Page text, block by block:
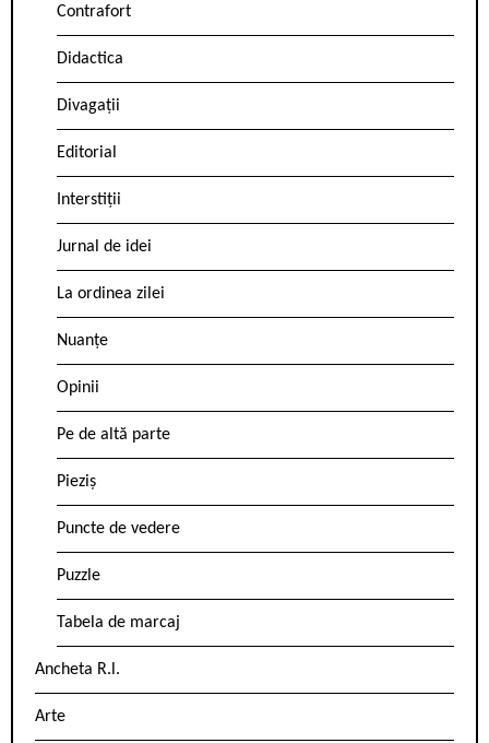
Contrafort
Didactica
Divagații
Editorial
Interstiții
Jurnal de idei
La ordinea zilei
Nuanțe
Opinii
Pe de altă parte
Pieziș
Puncte de vedere
Puzzle
Tabela de marcaj
Ancheta R.l.
Arte